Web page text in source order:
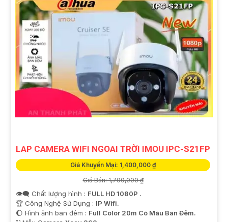
LAP CAMERA WIFI NGOAI TRỜI IMOU IPC-S21FP
Giá Khuyến Mại: 1,400,000 ₫
Giá Bán: 1,700,000 ₫
👁️‍🗨 Chất lượng hình : FULL HD 1080P .
🏆 Công Nghệ Sử Dụng : IP Wifi.
🌔 Hình ảnh ban đêm : Full Color 20m Có Màu Ban Ðêm.